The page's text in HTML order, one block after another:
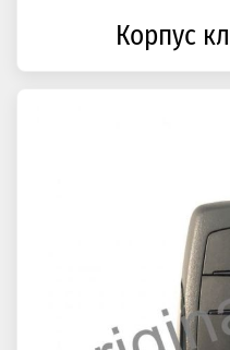
Корпус